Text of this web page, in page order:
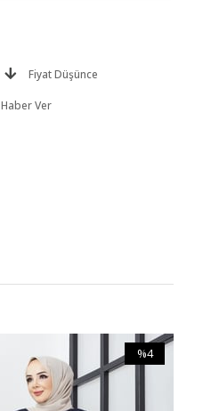
Fiyat Düşünce
Haber Ver
%4